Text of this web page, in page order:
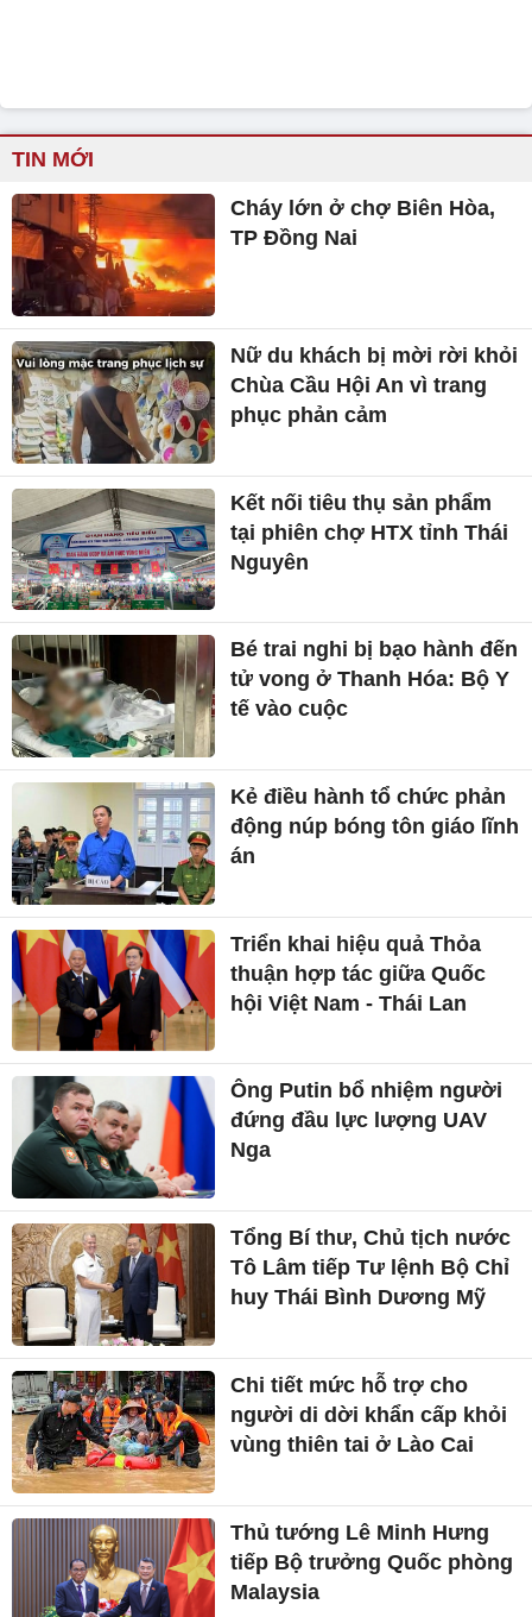
TIN MỚI
Cháy lớn ở chợ Biên Hòa,
TP Đồng Nai
Nữ du khách bị mời rời khỏi
Chùa Cầu Hội An vì trang
phục phản cảm
Kết nối tiêu thụ sản phẩm
tại phiên chợ HTX tỉnh Thái
Nguyên
Bé trai nghi bị bạo hành đến
tử vong ở Thanh Hóa: Bộ Y
tế vào cuộc
Kẻ điều hành tổ chức phản
động núp bóng tôn giáo lĩnh
án
Triển khai hiệu quả Thỏa
thuận hợp tác giữa Quốc
hội Việt Nam - Thái Lan
Ông Putin bổ nhiệm người
đứng đầu lực lượng UAV
Nga
Tổng Bí thư, Chủ tịch nước
Tô Lâm tiếp Tư lệnh Bộ Chỉ
huy Thái Bình Dương Mỹ
Chi tiết mức hỗ trợ cho
người di dời khẩn cấp khỏi
vùng thiên tai ở Lào Cai
Thủ tướng Lê Minh Hưng
tiếp Bộ trưởng Quốc phòng
Malaysia